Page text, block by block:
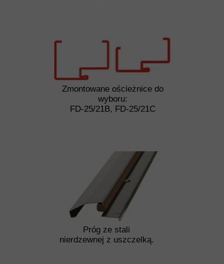
Próg ze stali
nierdzewnej z uszczelką.
Zmontowane ościeżnice do
wyboru:
FD-25/21B, FD-25/21C